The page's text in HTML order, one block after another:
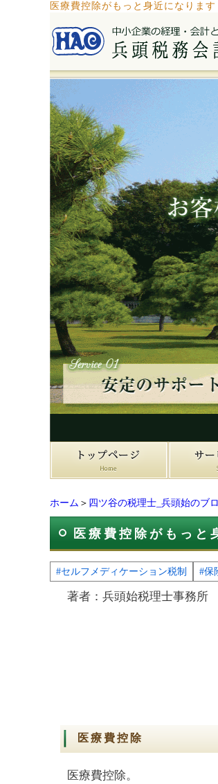
医療費控除がもっと身近になります
ホーム ＞ 四ツ谷の税理士_兵頭始のブ
医療費控除がもっと
#セルフメディケーション税制 #保
著者：兵頭始税理士事務所
医療費控除
医療費控除。